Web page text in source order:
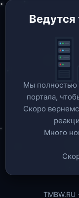
Ведутся
Мы полностью
портала,
Скоро
Много
TMBW.RU